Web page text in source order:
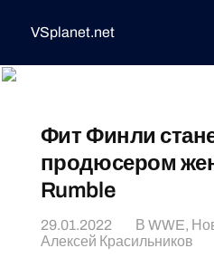
VSplanet.net
Фит Финли
продюсером
Rumble
29.01.2022 В WWE,
Алексей Красильников